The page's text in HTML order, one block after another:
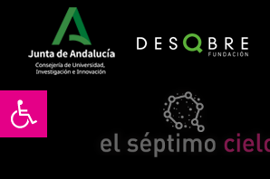
Abrir barra de herramientas